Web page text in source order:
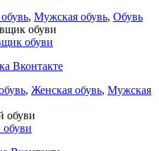
, Мужская обувь, Обувь
обуви
Вконтакте
, Женская обувь, Мужская